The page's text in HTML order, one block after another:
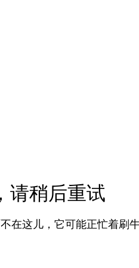
请稍后重试
在这儿，它可能正忙着刷